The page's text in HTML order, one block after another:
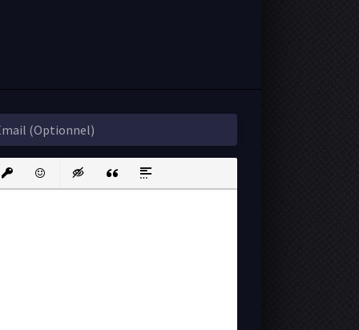
protected link
EmoticonsInsert hidden text
Insert QuoteInsert spoiler